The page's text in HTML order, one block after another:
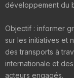
développement du
Objectif : informer
sur les initiatives et
des transports à
internationale et
acteurs engagés.